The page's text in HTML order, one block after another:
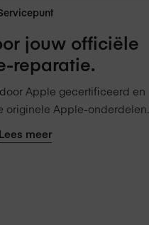
jouw officiële
reparatie.
Apple gecertificeerd en
originele Apple-onderdelen.
Lees meer